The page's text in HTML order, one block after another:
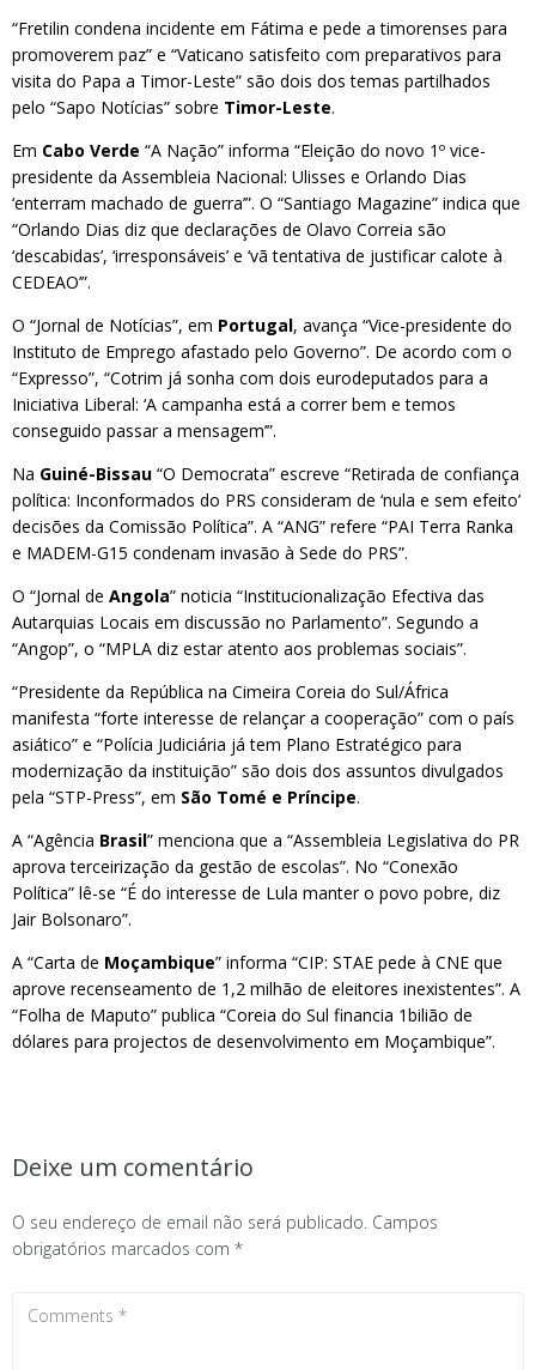
“Fretilin condena incidente em Fátima e pede a timorenses para
promoverem paz” e “Vaticano satisfeito com preparativos para
visita do Papa a Timor-Leste” são dois dos temas partilhados
pelo “Sapo Notícias” sobre Timor-Leste.
Em Cabo Verde “A Nação” informa “Eleição do novo 1º vice-
presidente da Assembleia Nacional: Ulisses e Orlando Dias
‘enterram machado de guerra’”. O “Santiago Magazine” indica que
“Orlando Dias diz que declarações de Olavo Correia são
‘descabidas’, ‘irresponsáveis’ e ‘vã tentativa de justificar calote à
CEDEAO’”.
O “Jornal de Notícias”, em Portugal, avança “Vice-presidente do
Instituto de Emprego afastado pelo Governo”. De acordo com o
“Expresso”, “Cotrim já sonha com dois eurodeputados para a
Iniciativa Liberal: ‘A campanha está a correr bem e temos
conseguido passar a mensagem’”.
Na Guiné-Bissau “O Democrata” escreve “Retirada de confiança
política: Inconformados do PRS consideram de ‘nula e sem efeito’
decisões da Comissão Política”. A “ANG” refere “PAI Terra Ranka
e MADEM-G15 condenam invasão à Sede do PRS”.
O “Jornal de Angola” noticia “Institucionalização Efectiva das
Autarquias Locais em discussão no Parlamento”. Segundo a
“Angop”, o “MPLA diz estar atento aos problemas sociais”.
“Presidente da República na Cimeira Coreia do Sul/África
manifesta “forte interesse de relançar a cooperação” com o país
asiático” e “Polícia Judiciária já tem Plano Estratégico para
modernização da instituição” são dois dos assuntos divulgados
pela “STP-Press”, em São Tomé e Príncipe.
A “Agência Brasil” menciona que a “Assembleia Legislativa do PR
aprova terceirização da gestão de escolas”. No “Conexão
Política” lê-se “É do interesse de Lula manter o povo pobre, diz
Jair Bolsonaro”.
A “Carta de Moçambique” informa “CIP: STAE pede à CNE que
aprove recenseamento de 1,2 milhão de eleitores inexistentes”. A
“Folha de Maputo” publica “Coreia do Sul financia 1bilião de
dólares para projectos de desenvolvimento em Moçambique”.
Deixe um comentário
O seu endereço de email não será publicado. Campos
obrigatórios marcados com *